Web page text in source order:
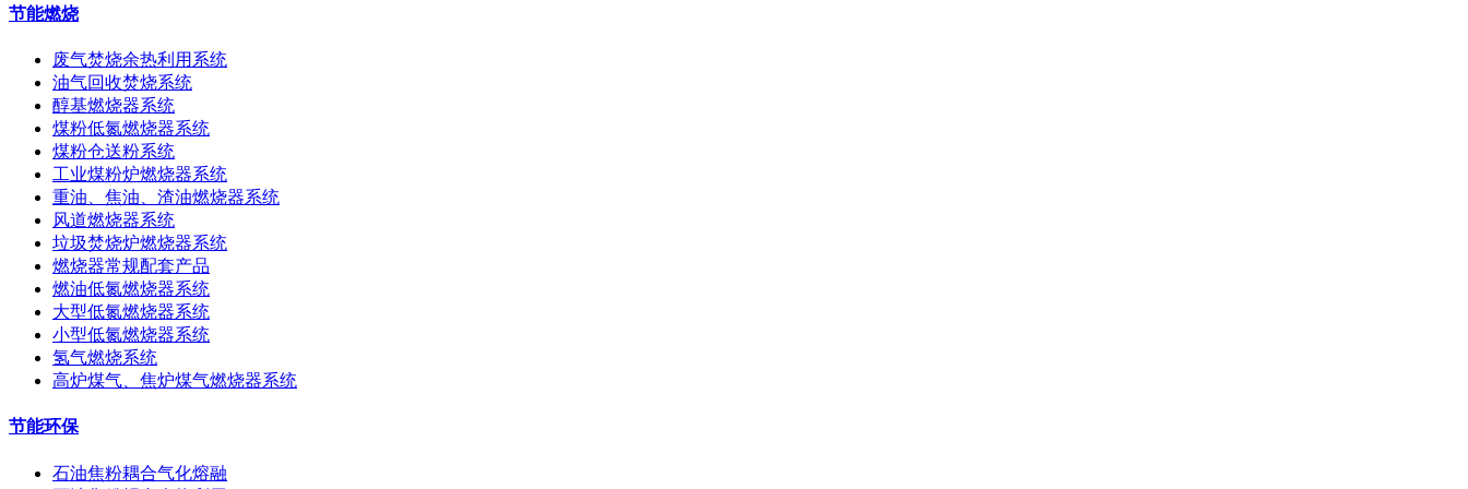
节能燃烧
废气焚烧余热利用系统
油气回收焚烧系统
醇基燃烧器系统
煤粉低氮燃烧器系统
煤粉仓送粉系统
工业煤粉炉燃烧器系统
重油、焦油、渣油燃烧器系统
风道燃烧器系统
垃圾焚烧炉燃烧器系统
燃烧器常规配套产品
燃油低氮燃烧器系统
大型低氮燃烧器系统
小型低氮燃烧器系统
氢气燃烧系统
高炉煤气、焦炉煤气燃烧器系统
节能环保
石油焦粉耦合气化熔融